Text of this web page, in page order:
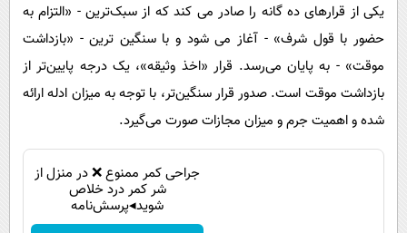
یکی از قرارهای ده گانه را صادر می کند که از سبک‌ترین - «التزام به
حضور با قول شرف» - آغاز می شود و با سنگین ترین - «بازداشت
موقت» - به پایان می‌رسد. قرار «اخذ وثیقه»، یک درجه پایین‌تر از
بازداشت موقت است. صدور قرار سنگین‌تر، با توجه به میزان ادله ارائه
شده و اهمیت جرم و میزان مجازات صورت می‌گیرد.
جراحی کمر ممنوع ❌ در منزل از
شر کمر درد خلاص
شوید◂پرسش‌نامه